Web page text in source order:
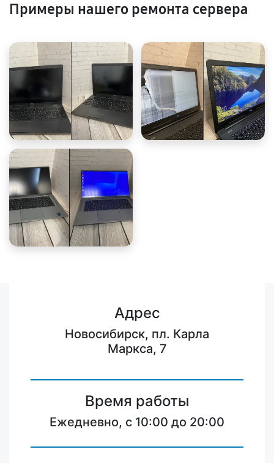
Примеры нашего ремонта сервера
Адрес
Новосибирск, пл. Карла
Маркса, 7
Время работы
Ежедневно, с 10:00 до 20:00